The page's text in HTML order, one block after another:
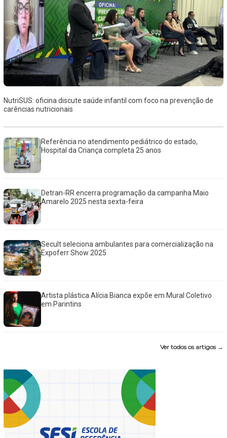
NutriSUS: oficina discute saúde infantil com foco na prevenção de
carências nutricionais
Referência no atendimento pediátrico do estado,
Hospital da Criança completa 25 anos
Detran-RR encerra programação da campanha Maio
Amarelo 2025 nesta sexta-feira
Secult seleciona ambulantes para comercialização na
Expoferr Show 2025
Artista plástica Alícia Bianca expõe em Mural Coletivo
em Parintins
Ver todos os artigos →